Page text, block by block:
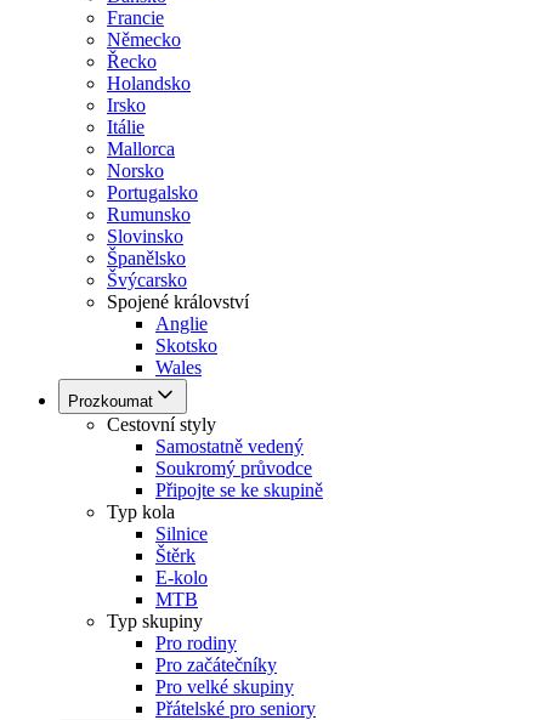
Francie
Německo
Řecko
Holandsko
Irsko
Itálie
Mallorca
Norsko
Portugalsko
Rumunsko
Slovinsko
Španělsko
Švýcarsko
Spojené království
Anglie
Skotsko
Wales
Prozkoumat
Cestovní styly
Samostatně vedený
Soukromý průvodce
Připojte se ke skupině
Typ kola
Silnice
Štěrk
E-kolo
MTB
Typ skupiny
Pro rodiny
Pro začátečníky
Pro velké skupiny
Přátelské pro seniory